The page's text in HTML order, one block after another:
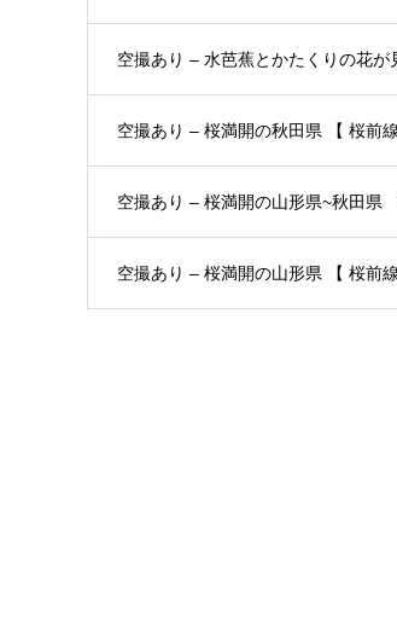
空撮あり – 水芭蕉とかたくりの花が
空撮あり – 桜満開の秋田県 【 桜前
空撮あり – 桜満開の山形県~秋田県
空撮あり – 桜満開の山形県 【 桜前